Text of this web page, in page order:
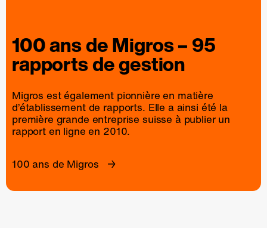
100 ans deMigros– 95
rapportsdegestion
Migros est également pionnière en matière
d’établissement de rapports. Elle a ainsi été la
première grande entreprise suisse à publier un
rapport en ligne en 2010.
100 ans de Migros